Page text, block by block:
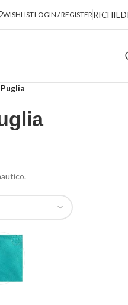
WISHLISTLOGIN / REGISTER